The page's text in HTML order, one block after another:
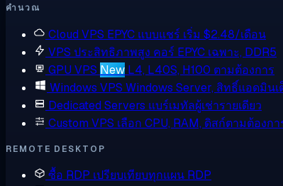
คำนวณ
Cloud VPS EPYC แบบแชร์ เริ่ม $2.48/เดือน
VPS ประสิทธิภาพสูง คอร์ EPYC เฉพาะ, DDR5
GPU VPS New L4, L40S, H100 ตามต้องการ
Windows VPS Windows Server, สิทธิ์แอดมินเ
Dedicated Servers แบร์เมทัลผู้เช่ารายเดียว
Custom VPS เลือก CPU, RAM, ดิสก์ตามต้องกา
REMOTE DESKTOP
ซื้อ RDP เปรียบเทียบทุกแผน RDP